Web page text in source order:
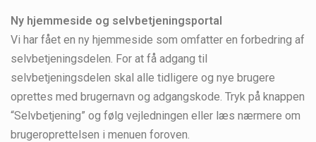
Ny hjemmeside og selvbetjeningsportal
Vi har fået en ny hjemmeside som omfatter en forbedring af
selvbetjeningsdelen. For at få adgang til
selvbetjeningsdelen skal alle tidligere og nye brugere
oprettes med brugernavn og adgangskode. Tryk på knappen
“Selvbetjening” og følg vejledningen eller læs nærmere om
brugeroprettelsen i menuen foroven.